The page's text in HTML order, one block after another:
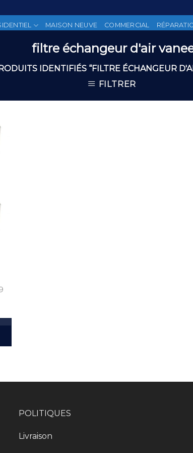
MAISON NEUVE COMMERCIAL
filtre échangeur d'air
IDENTIFIÉS “FILTRE ÉCHANGEUR
FILTRER
POLITIQUES
Livraison